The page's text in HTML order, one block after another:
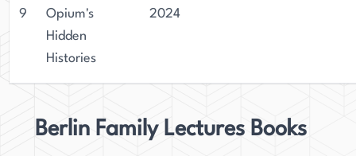
9
Opium's
Hidden
Histories
2024
Berlin Family Lectures Books